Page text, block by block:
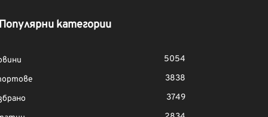
категории
5054
3838
3749